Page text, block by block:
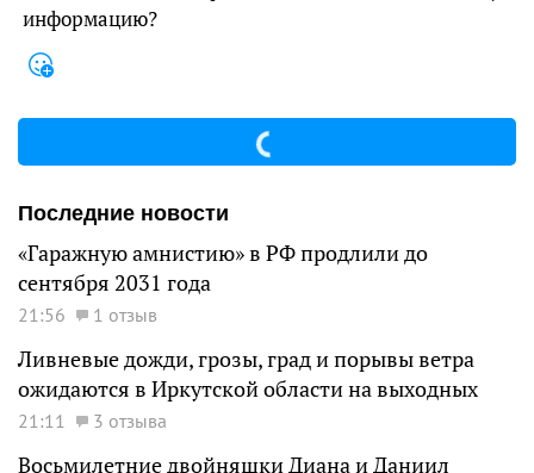
информацию?
Последние новости
«Гаражную амнистию» в РФ продлили до
сентября 2031 года
21:56 1 отзыв
Ливневые дожди, грозы, град и порывы ветра
ожидаются в Иркутской области на выходных
21:11 3 отзыва
Восьмилетние двойняшки Диана и Даниил